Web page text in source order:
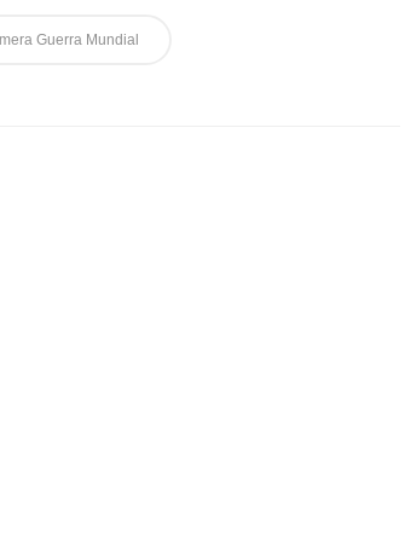
Guerra Mundial